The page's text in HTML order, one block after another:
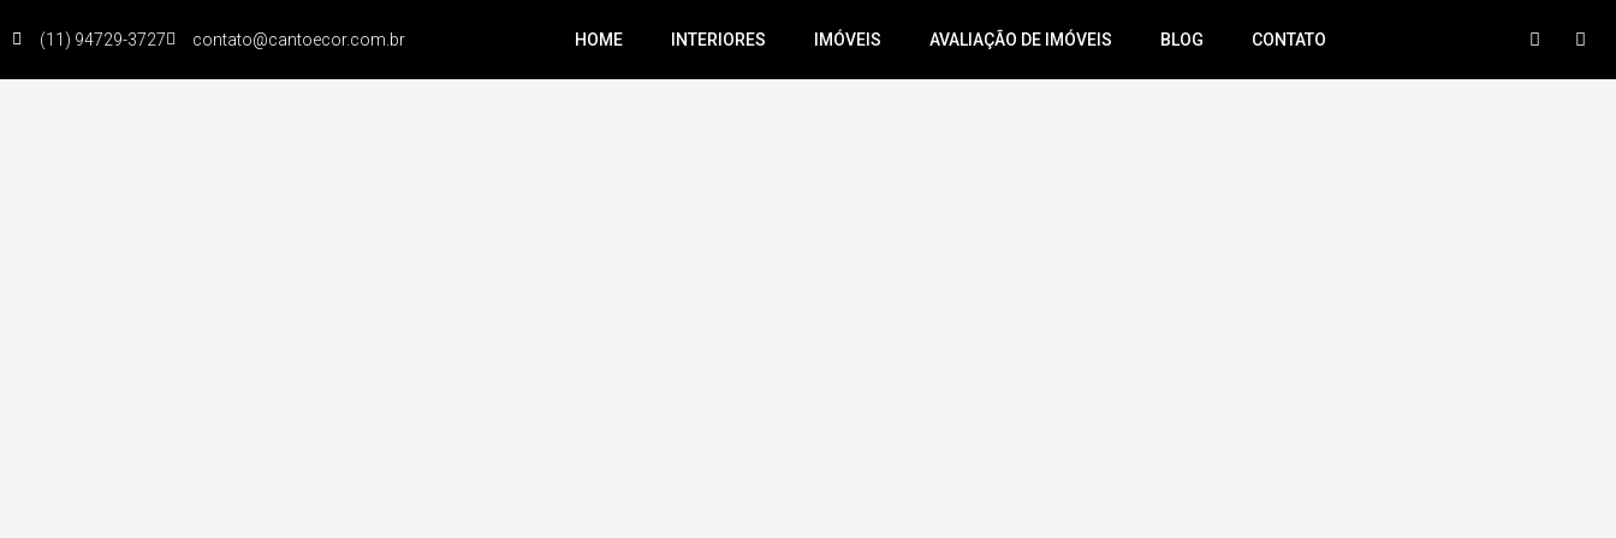
(11) 94729-3727 contato@cantoecor.com.br HOME INTERIORES IMÓVEIS AVALIAÇÃO DE IMÓVEIS BLOG CONTATO